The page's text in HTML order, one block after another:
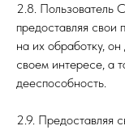
2.8. Пользователь
предоставляя свои
на их обработку,
своем интересе, а
дееспособность.
2.9. Предоставляя